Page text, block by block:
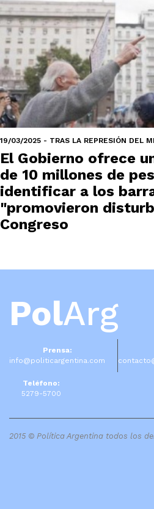
19/03/2025 - TRAS LA REPRESIÓN DEL
El Gobierno ofrece
de 10 millones de
identificar a los
"promovieron
Congreso
PolArg
Prensa:
info@politicargentina.com
Teléfono:
5279-5700
2015 © Política Argentina todos los